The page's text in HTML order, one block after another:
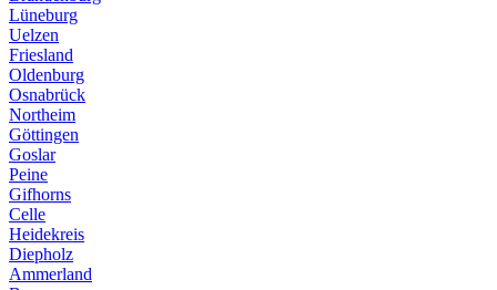
Lüneburg
Uelzen
Friesland
Oldenburg
Osnabrück
Northeim
Göttingen
Goslar
Peine
Gifhorns
Celle
Heidekreis
Diepholz
Ammerland